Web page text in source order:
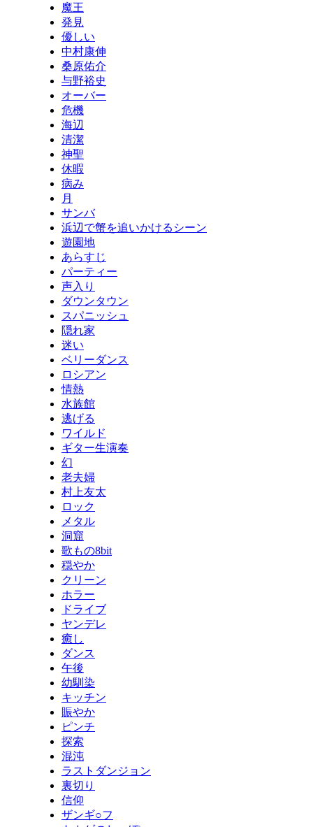
魔王
発見
優しい
中村康伸
桑原佑介
与野裕史
オーバー
危機
海辺
清潔
神聖
休暇
病み
月
サンバ
浜辺で蟹を追いかけるシーン
遊園地
あらすじ
パーティー
声入り
ダウンタウン
スパニッシュ
隠れ家
迷い
ベリーダンス
ロシアン
情熱
水族館
逃げる
ワイルド
ギター生演奏
幻
老夫婦
村上友太
ロック
メタル
洞窟
歌もの8bit
穏やか
クリーン
ホラー
ドライブ
ヤンデレ
癒し
ダンス
午後
幼馴染
キッチン
賑やか
ピンチ
探索
混沌
ラストダンジョン
裏切り
信仰
ザンギ○フ